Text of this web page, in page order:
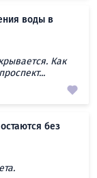
воды в
Как
без